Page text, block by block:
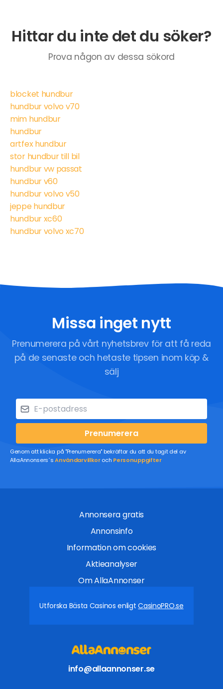
Hittar du inte det du söker?
Prova någon av dessa sökord
blocket hundbur
hundbur volvo v70
mim hundbur
hundbur
artfex hundbur
stor hundbur till bil
hundbur vw passat
hundbur v60
hundbur volvo v50
jeppe hundbur
hundbur xc60
hundbur volvo xc70
Missa inget nytt
Prenumerera på vårt nyhetsbrev för att få reda
på de senaste och hetaste tipsen inom köp &
sälj
Prenumerera
Genom att klicka på "Prenumerera" bekräftar du att du tagit del av
AllaAnnonsers´sAnvändarvillkoroch Personuppgifter
Annonsera gratis
Annonsinfo
Information om cookies
Aktieanalyser
Om AllaAnnonser
Utforska Bästa Casinos enligtCasinoPRO.se
info@allaannonser.se